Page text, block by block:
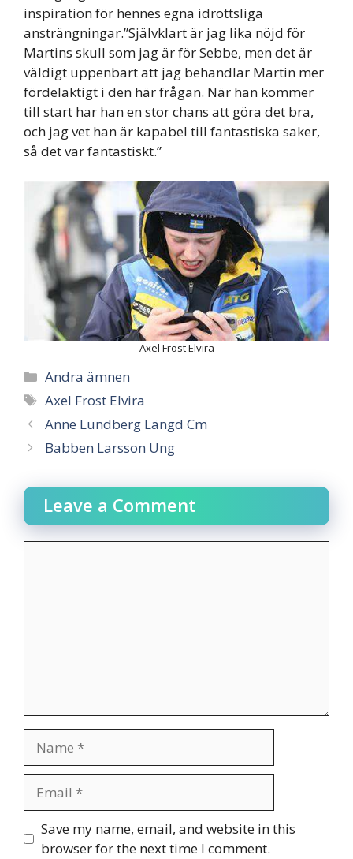
inspiration för hennes egna idrottsliga
ansträngningar.”Självklart är jag lika nöjd för
Martins skull som jag är för Sebbe, men det är
väldigt uppenbart att jag behandlar Martin mer
fördelaktigt i den här frågan. När han kommer
till start har han en stor chans att göra det bra,
och jag vet han är kapabel till fantastiska saker,
så det var fantastiskt.”
Axel Frost Elvira
Categories
Andra ämnen
Tags
Axel Frost Elvira
Anne Lundberg Längd Cm
Babben Larsson Ung
Leave a Comment
Website
Save my name, email, and website in this
browser for the next time I comment.